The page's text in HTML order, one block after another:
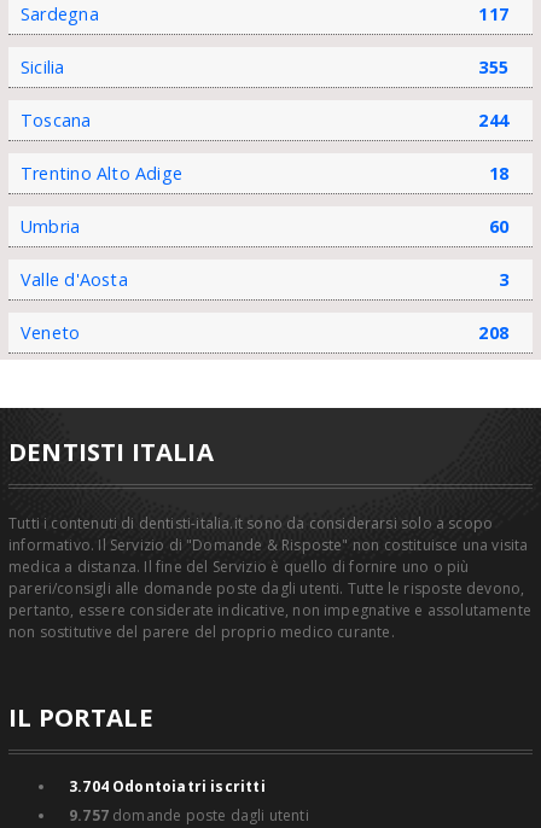
Sardegna 117
Sicilia 355
Toscana 244
Trentino Alto Adige 18
Umbria 60
Valle d'Aosta 3
Veneto 208
DENTISTI ITALIA
Tutti i contenuti di dentisti-italia.it sono da considerarsi solo a scopo
informativo. Il Servizio di "Domande & Risposte" non costituisce una visita
medica a distanza. Il fine del Servizio è quello di fornire uno o più
pareri/consigli alle domande poste dagli utenti. Tutte le risposte devono,
pertanto, essere considerate indicative, non impegnative e assolutamente
non sostitutive del parere del proprio medico curante.
IL PORTALE
3.704Odontoiatri iscritti
9.757domande poste dagli utenti